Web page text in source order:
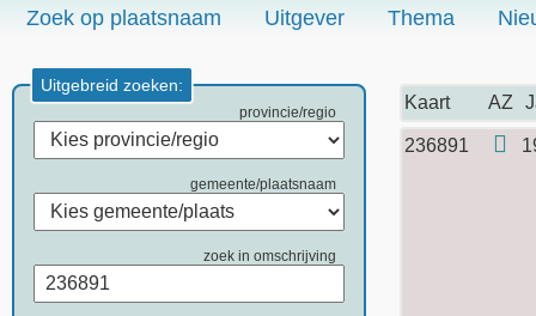
Zoek op plaatsnaam Uitgever Thema
Uitgebreid zoeken:
provincie/regio
gemeente/plaatsnaam
zoek in omschrijving
Kaart AZ
236891